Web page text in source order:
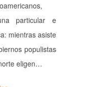
particular e
mientras asiste
populistas
eligen…